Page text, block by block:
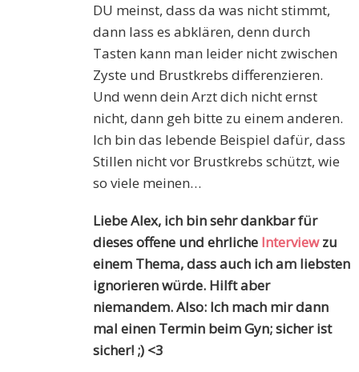
DU meinst, dass da was nicht stimmt,
dann lass es abklären, denn durch
Tasten kann man leider nicht zwischen
Zyste und Brustkrebs differenzieren.
Und wenn dein Arzt dich nicht ernst
nicht, dann geh bitte zu einem anderen.
Ich bin das lebende Beispiel dafür, dass
Stillen nicht vor Brustkrebs schützt, wie
so viele meinen…
Liebe Alex, ich bin sehr dankbar für
dieses offene und ehrliche Interviewzu
einem Thema, dass auch ich am liebsten
ignorieren würde. Hilft aber
niemandem. Also: Ich mach mir dann
mal einen Termin beim Gyn; sicher ist
sicher! ;) <3